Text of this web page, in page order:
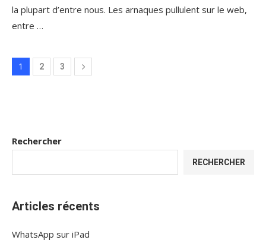
la plupart d’entre nous. Les arnaques pullulent sur le web,
entre …
1 2 3
Rechercher
RECHERCHER
Articles récents
WhatsApp sur iPad